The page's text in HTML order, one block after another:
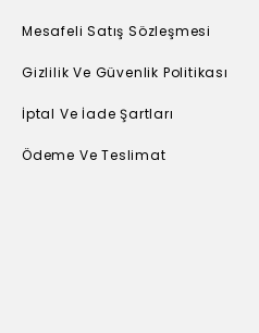
Mesafeli Satış Sözleşmesi
Gizlilik Ve Güvenlik Politikası
İptal Ve İade Şartları
Ödeme Ve Teslimat